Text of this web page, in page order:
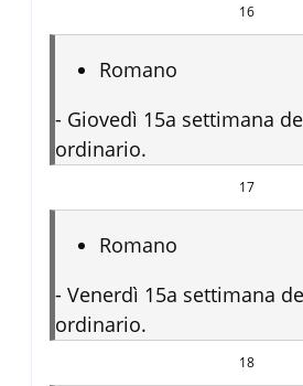
16
Romano
- Giovedì 15a settimana
ordinario.
17
Romano
- Venerdì 15a settimana
ordinario.
18